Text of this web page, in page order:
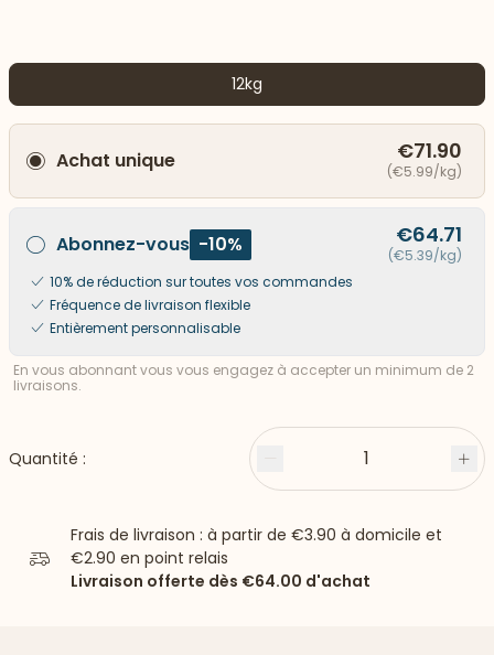
vers le bas
12kg
Achat unique €71.90
(€5.99/kg)
Abonnez-vous -10% €64.71
(€5.39/kg)
10% de réduction sur toutes vos commandes
Fréquence de livraison flexible
Entièrement personnalisable
En vous abonnant vous vous engagez à accepter un minimum de 2
livraisons.
Quantité : Moins 1
Frais de livraison : à partir de €3.90 à domicile et
€2.90 en point relais
Livraison offerte dès €64.00 d'achat